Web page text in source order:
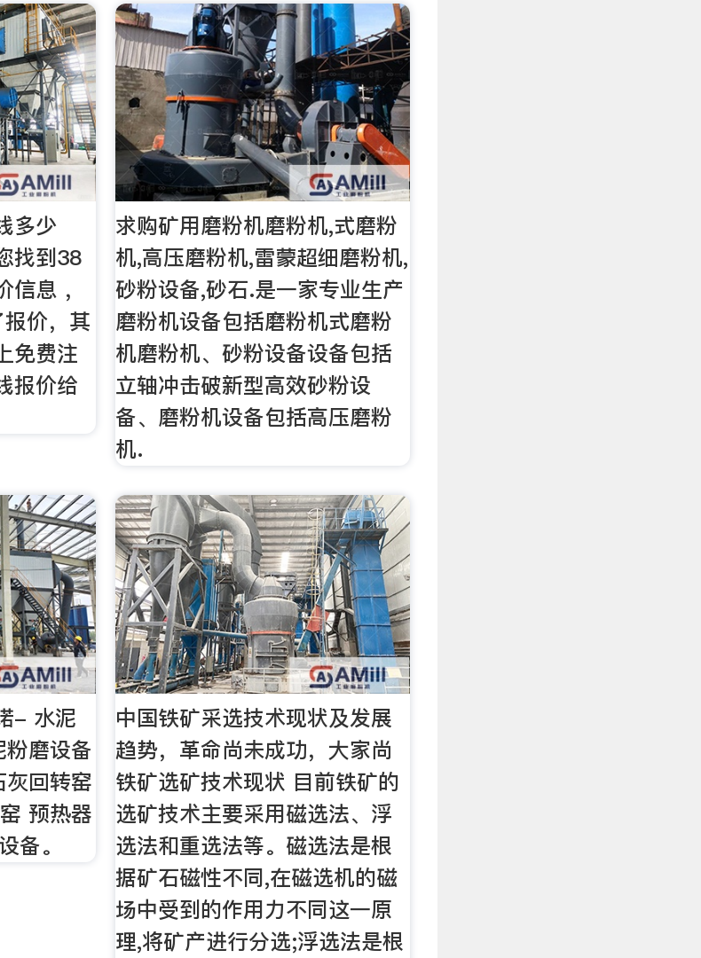
多少
找到38
息 ，
价，其
免费注
报价给
求购矿用磨粉机磨粉机,式磨粉
机,高压磨粉机,雷蒙超细磨粉机,
砂粉设备,砂石.是一家专业生产
磨粉机设备包括磨粉机式磨粉
机磨粉机、砂粉设备设备包括
立轴冲击破新型高效砂粉设
备、磨粉机设备包括高压磨粉
机.
- 水泥
磨设备
回转窑
预热器
备。
中国铁矿采选技术现状及发展
趋势，革命尚未成功，大家尚
铁矿选矿技术现状 目前铁矿的
选矿技术主要采用磁选法、浮
选法和重选法等。磁选法是根
据矿石磁性不同,在磁选机的磁
场中受到的作用力不同这一原
理,将矿产进行分选;浮选法是根